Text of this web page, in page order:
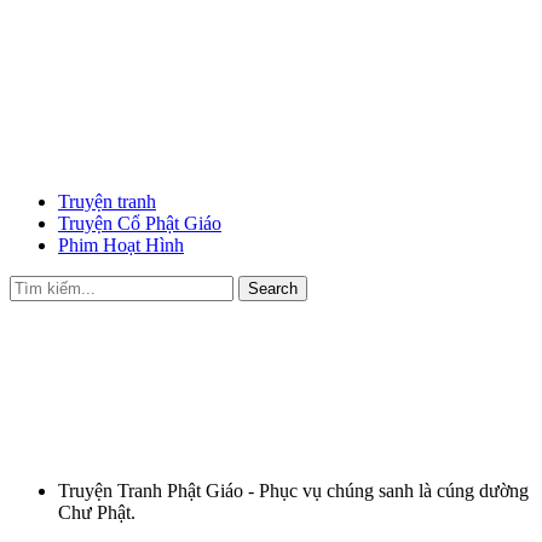
Truyện tranh
Truyện Cổ Phật Giáo
Phim Hoạt Hình
Search
Truyện Tranh Phật Giáo - Phục vụ chúng sanh là cúng dường
Chư Phật.